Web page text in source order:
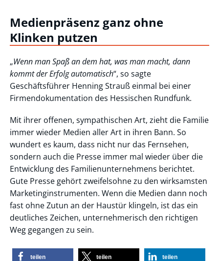
Medienpräsenz ganz ohne
Klinken putzen
„Wenn man Spaß an dem hat, was man macht, dann
kommt der Erfolg automatisch“, so sagte
Geschäftsführer Henning Strauß einmal bei einer
Firmendokumentation des Hessischen Rundfunk.
Mit ihrer offenen, sympathischen Art, zieht die Familie
immer wieder Medien aller Art in ihren Bann. So
wundert es kaum, dass nicht nur das Fernsehen,
sondern auch die Presse immer mal wieder über die
Entwicklung des Familienunternehmens berichtet.
Gute Presse gehört zweifelsohne zu den wirksamsten
Marketinginstrumenten. Wenn die Medien dann noch
fast ohne Zutun an der Haustür klingeln, ist das ein
deutliches Zeichen, unternehmerisch den richtigen
Weg gegangen zu sein.
teilen teilen teilen